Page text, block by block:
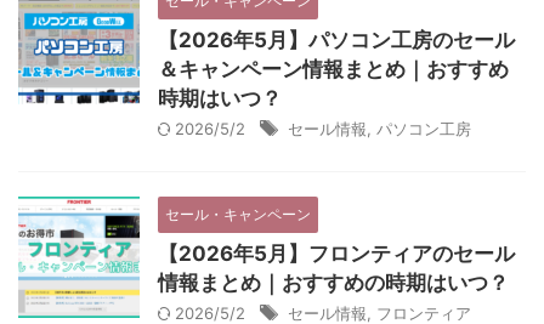
【2026年5月】パソコン工房のセール
＆キャンペーン情報まとめ｜おすすめ
時期はいつ？
2026/5/2 セール情報 パソコン工房
セール・キャンペーン
【2026年5月】フロンティアのセール
情報まとめ｜おすすめの時期はいつ？
2026/5/2 セール情報 フロンティア